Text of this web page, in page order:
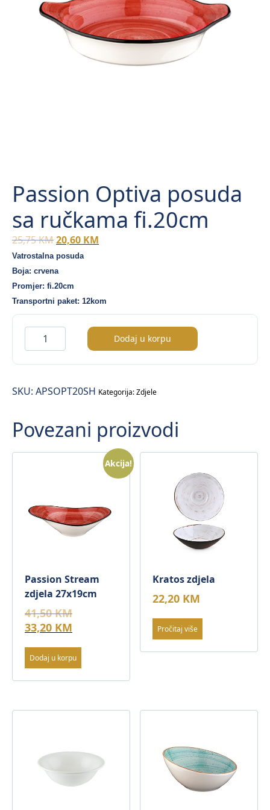
Passion Optiva posuda
sa ručkama fi.20cm
25,75KMOriginal
price
was:
25,75 KM.
20,60 KM
Vatrostalna posuda
Boja: crvena
Promjer: fi.20cm
Transportni paket: 12kom
Passion
Optiva
posuda
ručkama
količina
Dodaj u korpu
SKU: APSOPT20SH Kategorija:Zdjele
Povezani proizvodi
Akcija!
Passion Stream
zdjela 27x19cm
41,50KMOriginal
41,50 KM.
33,20 KM
is:
33,20 KM.
Dodaj u korpu
Kratos zdjela
22,20 KM
Pročitaj više